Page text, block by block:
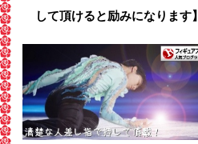
して頂けると励みになります】